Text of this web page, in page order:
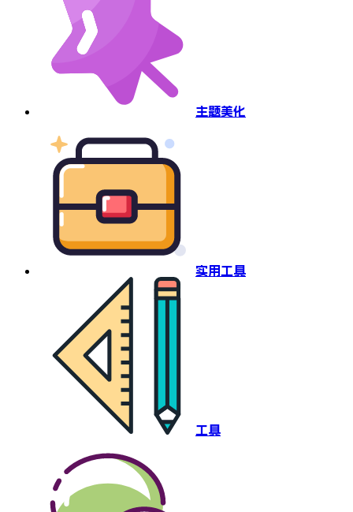
主题美化
实用工具
工具